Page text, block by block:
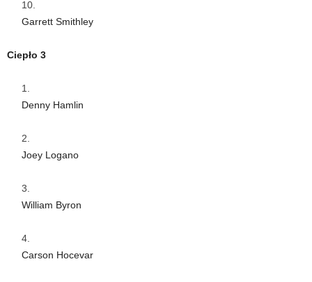
Garrett Smithley
Ciepło 3
Denny Hamlin
Joey Logano
William Byron
Carson Hocevar